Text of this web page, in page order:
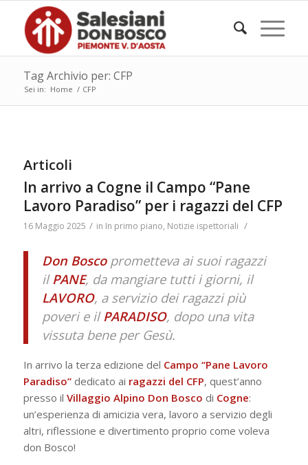
Tag Archivio per: CFP
Sei in: Home / CFP
Articoli
In arrivo a Cogne il Campo “Pane
Lavoro Paradiso” per i ragazzi del CFP
16 Maggio 2025 / in In primo piano, Notizie ispettoriali /
Don Boscoprometteva ai suoi ragazzi
il PANE, da mangiare tutti i giorni, il
LAVORO, a servizio dei ragazzi più
poveri e il PARADISO, dopo una vita
vissuta bene per Gesù.
In arrivo la terza edizione del Campo “Pane Lavoro
Paradiso”dedicato ai ragazzi del CFP, quest’anno
presso il Villaggio Alpino Don Bosco di Cogne:
un’esperienza di amicizia vera, lavoro a servizio degli
altri, riflessione e divertimento proprio come voleva
don Bosco!